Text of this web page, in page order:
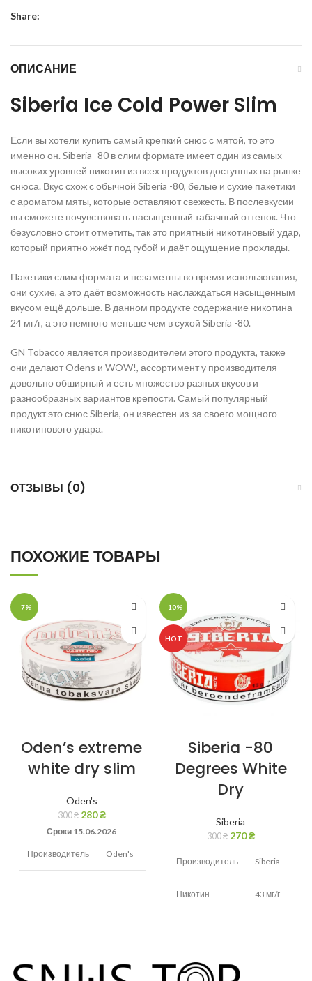
Share:
ОПИСАНИЕ
Siberia Ice Cold Power Slim
Если вы хотели купить самый крепкий снюс с мятой, то это
именно он. Siberia -80 в слим формате имеет один из самых
высоких уровней никотин из всех продуктов доступных на рынке
снюса. Вкус схож с обычной Siberia -80, белые и сухие пакетики
с ароматом мяты, которые оставляют свежесть. В послевкусии
вы сможете почувствовать насыщенный табачный оттенок. Что
безусловно стоит отметить, так это приятный никотиновый удар,
который приятно жжёт под губой и даёт ощущение прохлады.
Пакетики слим формата и незаметны во время использования,
они сухие, а это даёт возможность наслаждаться насыщенным
вкусом ещё дольше. В данном продукте содержание никотина
24 мг/г, а это немного меньше чем в сухой Siberia -80.
GN Tobacco является производителем этого продукта, также
они делают Odens и WOW!, ассортимент у производителя
довольно обширный и есть множество разных вкусов и
разнообразных вариантов крепости. Самый популярный
продукт это снюс Siberia, он известен из-за своего мощного
никотинового удара.
ОТЗЫВЫ (0)
ПОХОЖИЕ ТОВАРЫ
-7%
Oden’s extreme
white dry slim
Oden's
300₴ 280₴
Сроки 15.06.2026
Производитель Oden's
-10%
HOT
Siberia -80
Degrees White
Dry
Siberia
300₴ 270₴
Производитель Siberia
Никотин 43 мг/г